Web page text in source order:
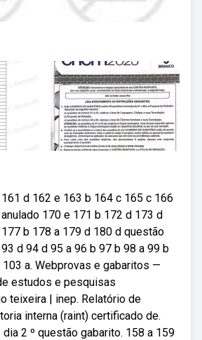
d 162 e 163 b 164 c 165 c 166
170 e 171 b 172 d 173 d
b 178 a 179 d 180 d questão
d 94 d 95 a 96 b 97 b 98 a 99 b
a. Webprovas e gabaritos —
estudos e pesquisas
teixeira | inep. Relatório de
interna (raint) certificado de.
2 º questão gabarito. 158 a 159